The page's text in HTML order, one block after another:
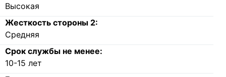
Высокая
Жесткость стороны 2:
Средняя
Срок службы не менее:
10-15 лет